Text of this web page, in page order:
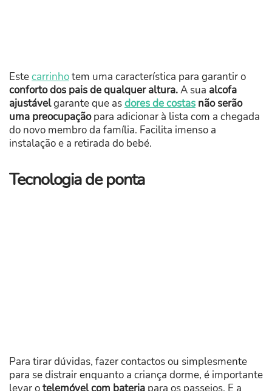
Estecarrinhotem uma característica para garantir o
conforto dos pais de qualquer altura.A sua alcofa
ajustávelgarante que asdores de costas não serão
uma preocupaçãopara adicionar à lista com a chegada
do novo membro da família. Facilita imenso a
instalação e a retirada do bebé.
Tecnologia de ponta
Para tirar dúvidas, fazer contactos ou simplesmente
para se distrair enquanto a criança dorme, é importante
levar otelemóvel com bateria para os passeios. E a